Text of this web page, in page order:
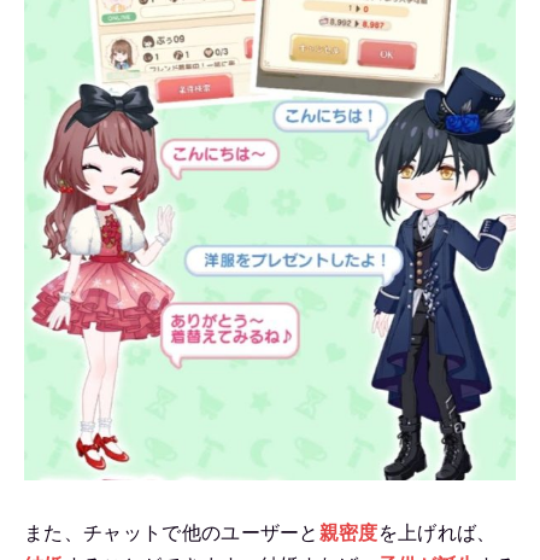
また、チャットで他のユーザーと 親密度を上げれば、